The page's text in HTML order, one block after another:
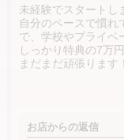
未経験でスタートし
自分のペースで慣れ
で、学校やプライベ
しっかり特典の7万
まだまだ頑張ります！
お店からの返信